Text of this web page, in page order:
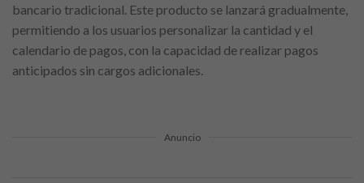
bancario tradicional. Este producto se lanzará gradualmente,
permitiendo a los usuarios personalizar la cantidad y el
calendario de pagos, con la capacidad de realizar pagos
anticipados sin cargos adicionales.
Anuncio